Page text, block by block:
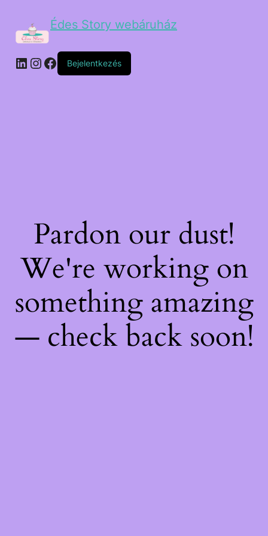
Édes Story webáruház
Bejelentkezés
Pardon our dust!
We're working on
something amazing
— check back soon!